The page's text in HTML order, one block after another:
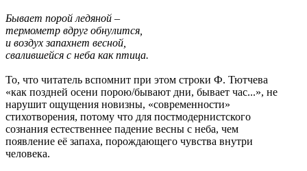
Бывает порой ледяной –
термометр вдруг обнулится,
и воздух запахнет весной,
свалившейся с неба как птица.
То, что читатель вспомнит при этом строки Ф. Тютчева
«как поздней осени порою/бывают дни, бывает час...», не
нарушит ощущения новизны, «современности»
стихотворения, потому что для постмодернистского
сознания естественнее падение весны с неба, чем
появление её запаха, порождающего чувства внутри
человека.